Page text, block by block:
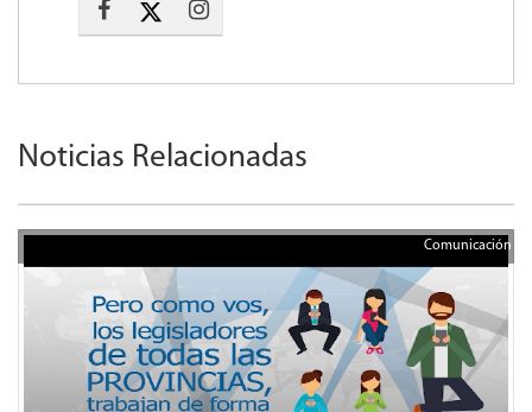
Noticias Relacionadas
Comunicación